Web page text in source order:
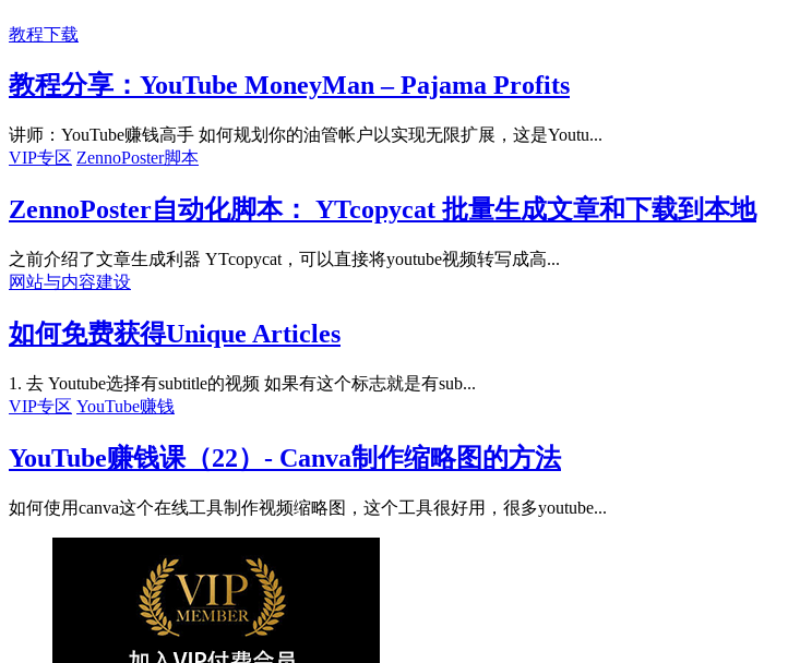
教程下载
教程分享：YouTube MoneyMan – Pajama Profits
讲师：YouTube赚钱高手 如何规划你的油管帐户以实现无限扩展，这是Youtu...
VIP专区 ZennoPoster脚本
ZennoPoster自动化脚本： YTcopycat 批量生成文章和下载到本地
之前介绍了文章生成利器 YTcopycat，可以直接将youtube视频转写成高...
网站与内容建设
如何免费获得Unique Articles
1. 去 Youtube选择有subtitle的视频 如果有这个标志就是有sub...
VIP专区 YouTube赚钱
YouTube赚钱课（22）- Canva制作缩略图的方法
如何使用canva这个在线工具制作视频缩略图，这个工具很好用，很多youtube...